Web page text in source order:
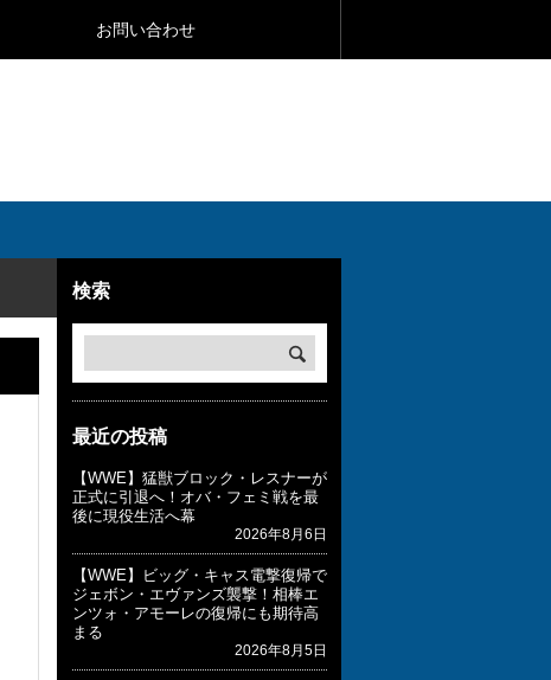
お問い合わせ
検索
最近の投稿
【WWE】猛獣ブロック・レスナーが
正式に引退へ！オバ・フェミ戦を最
後に現役生活へ幕
2026年8月6日
【WWE】ビッグ・キャス電撃復帰で
ジェボン・エヴァンズ襲撃！相棒エ
ンツォ・アモーレの復帰にも期待高
まる
2026年8月5日